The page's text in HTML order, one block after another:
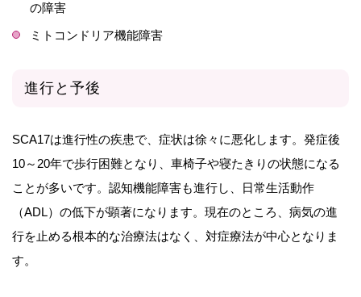
の障害
ミトコンドリア機能障害
進行と予後
SCA17は進行性の疾患で、症状は徐々に悪化します。発症後
10～20年で歩行困難となり、車椅子や寝たきりの状態になる
ことが多いです。認知機能障害も進行し、日常生活動作
（ADL）の低下が顕著になります。現在のところ、病気の進
行を止める根本的な治療法はなく、対症療法が中心となりま
す。